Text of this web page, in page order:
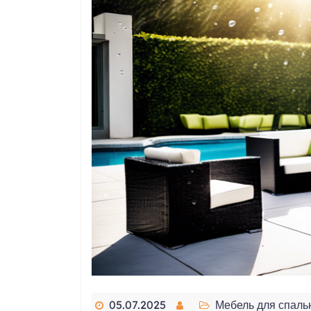
05.07.2025 Мебель для